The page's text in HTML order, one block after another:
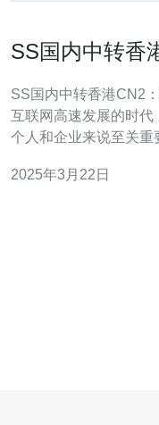
SS国内中转香
SS国内中转香港CN2：快
互联网高速发展的时
个人和企业来说至关
CN2是一种通过
2025年3月22日